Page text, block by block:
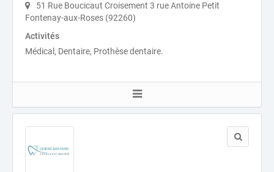
51 Rue Boucicaut Croisement 3 rue Antoine Petit
Fontenay-aux-Roses (92260)
Activités
Médical, Dentaire, Prothèse dentaire.